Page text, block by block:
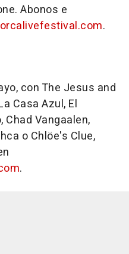
Abonos e
.
con The Jesus and
Casa Azul, El
Chad Vangaalen,
o Chlöe's Clue,
.